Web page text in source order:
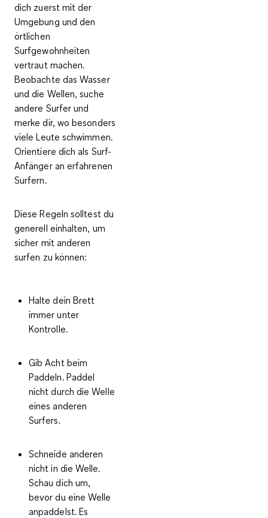
dich zuerst mit der
Umgebung und den
örtlichen
Surfgewohnheiten
vertraut machen.
Beobachte das Wasser
und die Wellen, suche
andere Surfer und
merke dir, wo besonders
viele Leute schwimmen.
Orientiere dich als Surf-
Anfänger an erfahrenen
Surfern.
DieseRegelnsolltest du
generell einhalten, um
sicher mit anderen
surfen zu können:
Halte dein Brett
immer unter
Kontrolle.
Gib Acht beim
Paddeln. Paddel
nicht durch die Welle
eines anderen
Surfers.
Schneide anderen
nicht in die Welle.
Schau dich um,
bevor du eine Welle
anpaddelst. Es